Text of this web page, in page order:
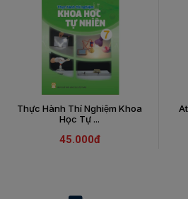
Thực Hành Thí Nghiệm Khoa
Học Tự ...
45.000đ